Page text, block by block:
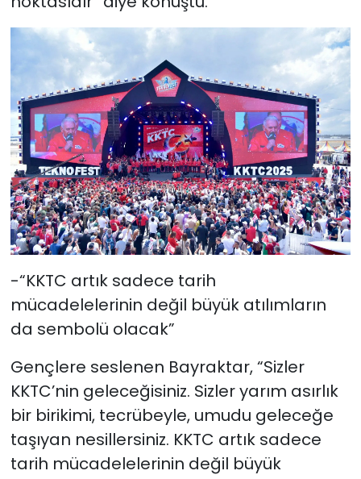
-“KKTC artık sadece tarih
mücadelelerinin değil büyük atılımların
da sembolü olacak”
Gençlere seslenen Bayraktar, “Sizler
KKTC’nin geleceğisiniz. Sizler yarım asırlık
bir birikimi, tecrübeyle, umudu geleceğe
taşıyan nesillersiniz. KKTC artık sadece
tarih mücadelelerinin değil büyük